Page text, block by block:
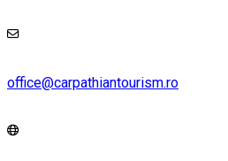
office@carpathiantourism.ro